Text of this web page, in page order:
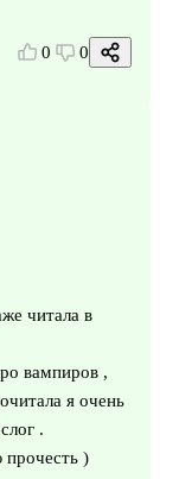
0 0
читала в
вампиров ,
я очень
.
прочесть )